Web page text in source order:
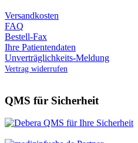
Versandkosten
FAQ
Bestell-Fax
Ihre Patientendaten
Unverträglichkeits-Meldung
Vertrag widerrufen
QMS für Sicherheit